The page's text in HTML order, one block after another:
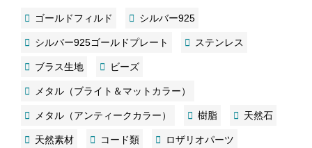
ゴールドフィルド シルバー925
シルバー925ゴールドプレート ステンレス
ブラス生地 ビーズ
メタル（ブライト＆マットカラー）
メタル（アンティークカラー） 樹脂 天然石
天然素材 コード類 ロザリオパーツ